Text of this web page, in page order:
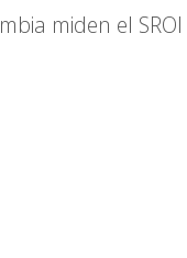
miden el SROI